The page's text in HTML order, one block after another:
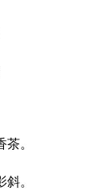
。
。